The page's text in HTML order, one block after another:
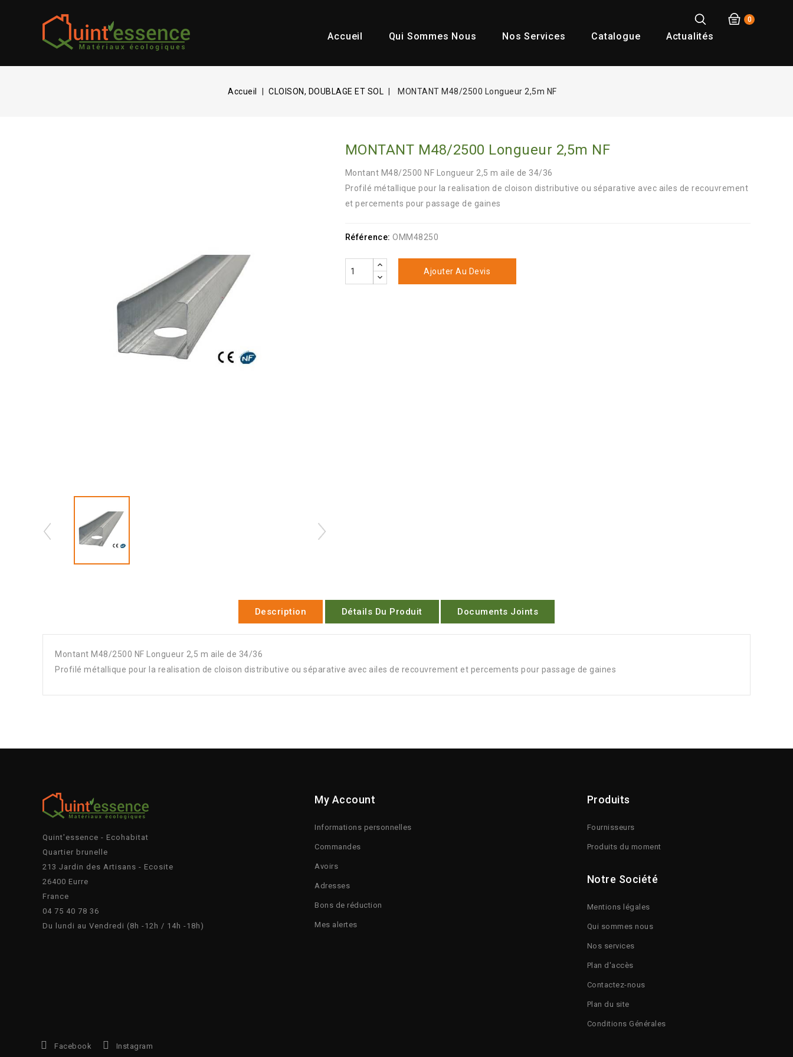
0
Accueil Qui Sommes Nous Nos Services Catalogue Actualités
Accueil CLOISON, DOUBLAGE ET SOL MONTANT M48/2500 Longueur 2,5m NF
MONTANT M48/2500 Longueur 2,5m NF
Montant M48/2500 NF Longueur 2,5 m aile de 34/36
Profilé métallique pour la realisation de cloison distributive ou séparative avec ailes de recouvrement
et percements pour passage de gaines
Référence: OMM48250
Ajouter Au Devis
Description Détails Du Produit Documents Joints
Montant M48/2500 NF Longueur 2,5 m aile de 34/36
Profilé métallique pour la realisation de cloison distributive ou séparative avec ailes de recouvrement et percements pour passage de gaines
Quint'essence - Ecohabitat
Quartier brunelle
213 Jardin des Artisans - Ecosite
26400 Eurre
France
04 75 40 78 36
Du lundi au Vendredi (8h -12h / 14h -18h)
My Account
Informations personnelles
Commandes
Avoirs
Adresses
Bons de réduction
Mes alertes
Produits
Fournisseurs
Produits du moment
Notre Société
Mentions légales
Qui sommes nous
Nos services
Plan d'accès
Contactez-nous
Plan du site
Conditions Générales
Facebook Instagram